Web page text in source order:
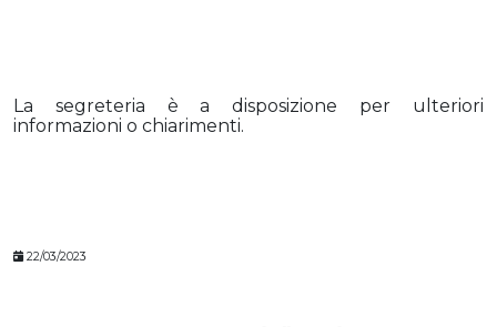
La segreteria è a disposizione per ulteriori
informazioni o chiarimenti.
22/03/2023